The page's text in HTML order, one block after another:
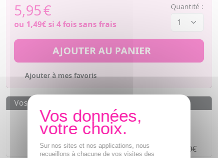
5,95€
ou 1,49€si 4 fois sans frais
Quantité :
AJOUTER AU PANIER
Ajouter à mes favoris
Vos avantages
Des prixIMBATTABLES
Paiement en ligneSÉCURISÉ
Paiement en4 fois sans fraisà partir de 30€
Sur nos sites et nos applications, nous
recueillons à chacune de vos visites des